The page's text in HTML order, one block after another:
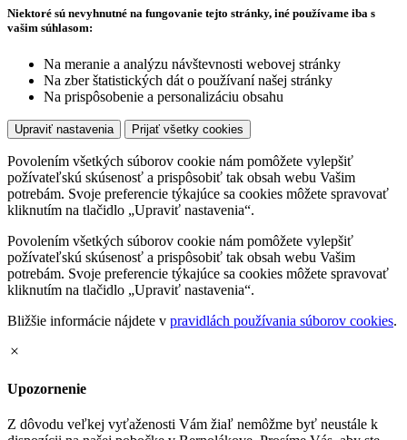
Niektoré sú nevyhnutné na fungovanie tejto stránky, iné používame iba s
vašim súhlasom:
Na meranie a analýzu návštevnosti webovej stránky
Na zber štatistických dát o používaní našej stránky
Na prispôsobenie a personalizáciu obsahu
Upraviť nastavenia Prijať všetky cookies
Povolením všetkých súborov cookie nám pomôžete vylepšiť
požívateľskú skúsenosť a prispôsobiť tak obsah webu Vašim
potrebám. Svoje preferencie týkajúce sa cookies môžete spravovať
kliknutím na tlačidlo „Upraviť nastavenia“.
Povolením všetkých súborov cookie nám pomôžete vylepšiť
požívateľskú skúsenosť a prispôsobiť tak obsah webu Vašim
potrebám. Svoje preferencie týkajúce sa cookies môžete spravovať
kliknutím na tlačidlo „Upraviť nastavenia“.
Bližšie informácie nájdete v pravidlách používania súborov cookies.
Upozornenie
Z dôvodu veľkej vyťaženosti Vám žiaľ nemôžme byť neustále k